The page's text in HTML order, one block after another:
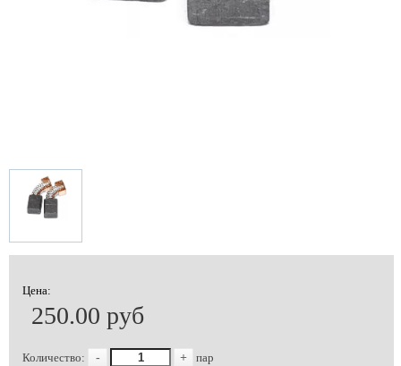
Цена:
250.00 руб
Количество: - + пар